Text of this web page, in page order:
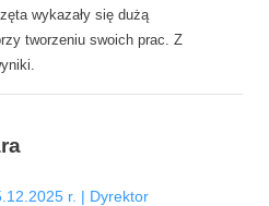
wykazały się dużą
tworzeniu swoich prac. Z
r. | Dyrektor